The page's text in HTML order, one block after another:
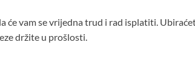
će vam se vrijedna trud i rad isplatiti.
držite u prošlosti.